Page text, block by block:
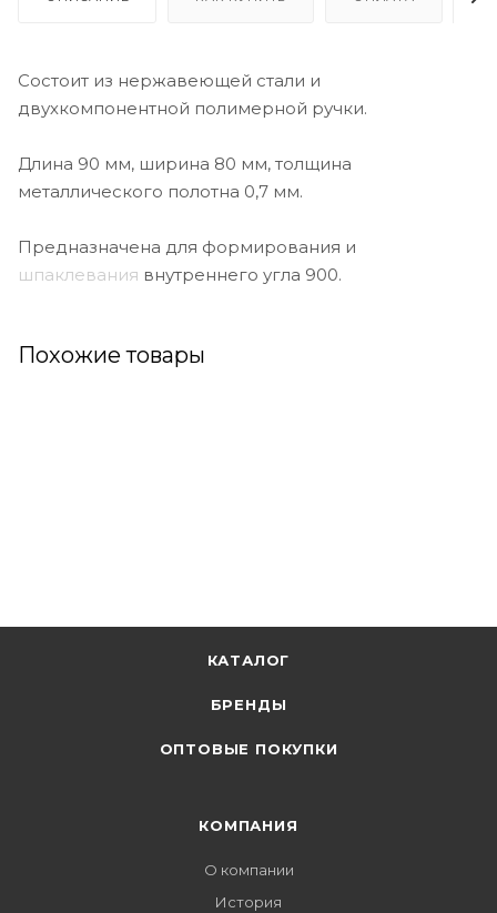
Состоит из нержавеющей стали и
двухкомпонентной полимерной ручки.
Длина 90 мм, ширина 80 мм, толщина
металлического полотна 0,7 мм.
Предназначена для формирования и
шпаклевания внутреннего угла 900.
Похожие товары
КАТАЛОГ
БРЕНДЫ
ОПТОВЫЕ ПОКУПКИ
КОМПАНИЯ
О компании
История